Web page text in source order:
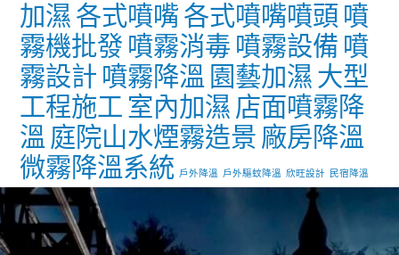
加濕 各式噴嘴各式噴嘴噴頭 噴
霧機批發 噴霧消毒 噴霧設備 噴
霧設計 噴霧降溫 園藝加濕 大型
工程施工 室內加濕 店面噴霧降
溫 庭院山水煙霧造景 廠房降溫
微霧降溫系統 戶外降溫 戶外驅蚊降溫 欣旺設計 民宿降溫